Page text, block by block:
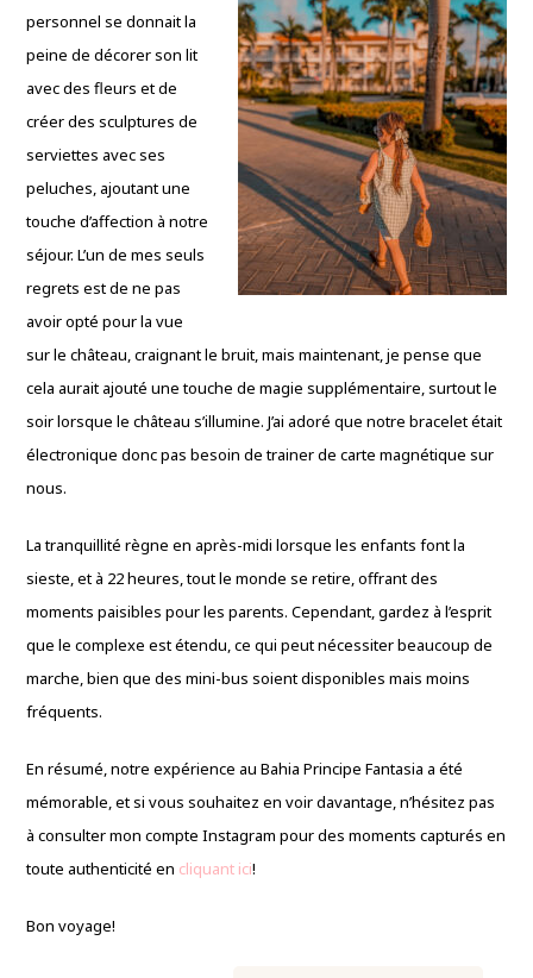
personnel se donnait la
peine de décorer son lit
avec des fleurs et de
créer des sculptures de
serviettes avec ses
peluches, ajoutant une
touche d’affection à notre
séjour. L’un de mes seuls
regrets est de ne pas
avoir opté pour la vue
sur le château, craignant le bruit, mais maintenant, je pense que
cela aurait ajouté une touche de magie supplémentaire, surtout le
soir lorsque le château s’illumine. J’ai adoré que notre bracelet était
électronique donc pas besoin de trainer de carte magnétique sur
nous.
La tranquillité règne en après-midi lorsque les enfants font la
sieste, et à 22 heures, tout le monde se retire, offrant des
moments paisibles pour les parents. Cependant, gardez à l’esprit
que le complexe est étendu, ce qui peut nécessiter beaucoup de
marche, bien que des mini-bus soient disponibles mais moins
fréquents.
En résumé, notre expérience au Bahia Principe Fantasia a été
mémorable, et si vous souhaitez en voir davantage, n’hésitez pas
à consulter mon compte Instagram pour des moments capturés en
toute authenticité en cliquant ici!
Bon voyage!